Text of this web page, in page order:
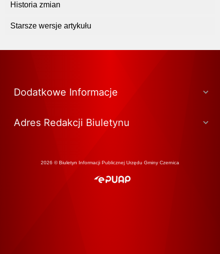
Historia zmian
Starsze wersje artykułu
Dodatkowe Informacje
Adres Redakcji Biuletynu
2026 © Biuletyn Informacji Publicznej Urzędu Gminy Czernica